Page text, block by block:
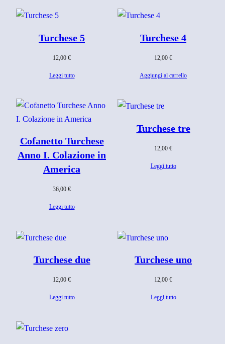
Turchese 5
12,00 €
Leggi tutto
Turchese 4
12,00 €
Aggiungi al carrello
Cofanetto Turchese
Anno I. Colazione in
America
36,00 €
Leggi tutto
Turchese tre
12,00 €
Leggi tutto
Turchese due
12,00 €
Leggi tutto
Turchese uno
12,00 €
Leggi tutto